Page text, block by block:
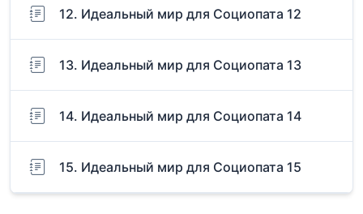
12. Идеальный мир для Социопата 12
13. Идеальный мир для Социопата 13
14. Идеальный мир для Социопата 14
15. Идеальный мир для Социопата 15